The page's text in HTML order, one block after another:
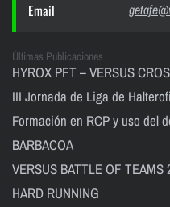
Email
Últimas Publicaciones
HYROX PFT – VERSUS
III Jornada de Liga de
Formación en RCP y uso del
BARBACOA
VERSUS BATTLE OF TEAMS
HARD RUNNING